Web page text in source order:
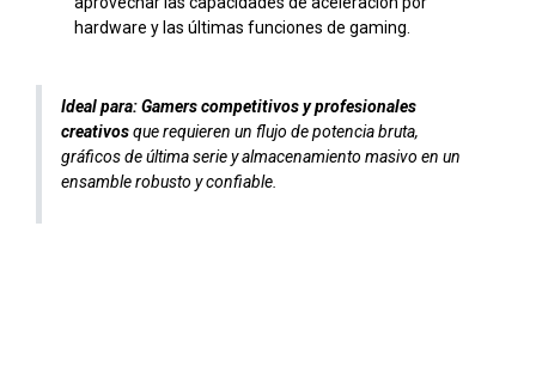
hardware y las últimas funciones de gaming.
Ideal para:Gamers competitivos y profesionales
creativosque requieren un flujo de potencia bruta,
gráficos de última serie y almacenamiento masivo en un
ensamble robusto y confiable.